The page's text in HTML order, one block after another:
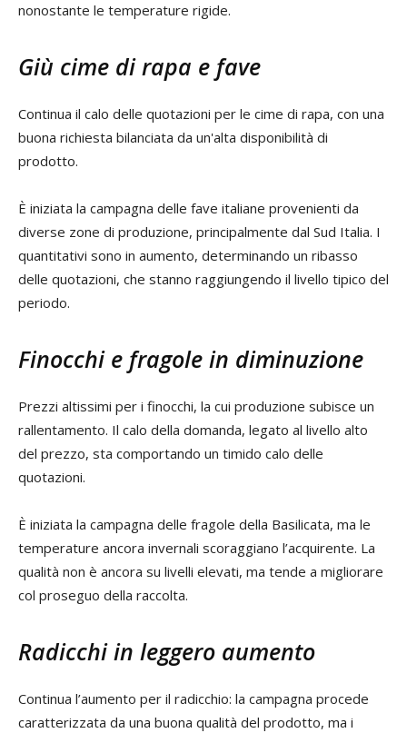
nonostante le temperature rigide.
Giù cime di rapa e fave
Continua il calo delle quotazioni per le cime di rapa, con una
buona richiesta bilanciata da un'alta disponibilità di
prodotto.
È iniziata la campagna delle fave italiane provenienti da
diverse zone di produzione, principalmente dal Sud Italia. I
quantitativi sono in aumento, determinando un ribasso
delle quotazioni, che stanno raggiungendo il livello tipico del
periodo.
Finocchi e fragole in diminuzione
Prezzi altissimi per i finocchi, la cui produzione subisce un
rallentamento. Il calo della domanda, legato al livello alto
del prezzo, sta comportando un timido calo delle
quotazioni.
È iniziata la campagna delle fragole della Basilicata, ma le
temperature ancora invernali scoraggiano l’acquirente. La
qualità non è ancora su livelli elevati, ma tende a migliorare
col proseguo della raccolta.
Radicchi in leggero aumento
Continua l’aumento per il radicchio: la campagna procede
caratterizzata da una buona qualità del prodotto, ma i